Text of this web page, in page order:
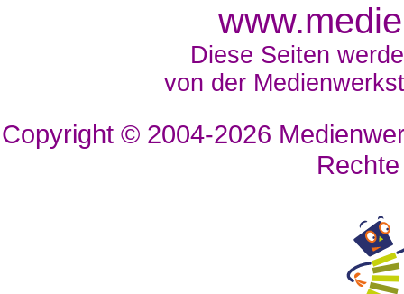
Diese Seiten
von der
Copyright © 2004-2026